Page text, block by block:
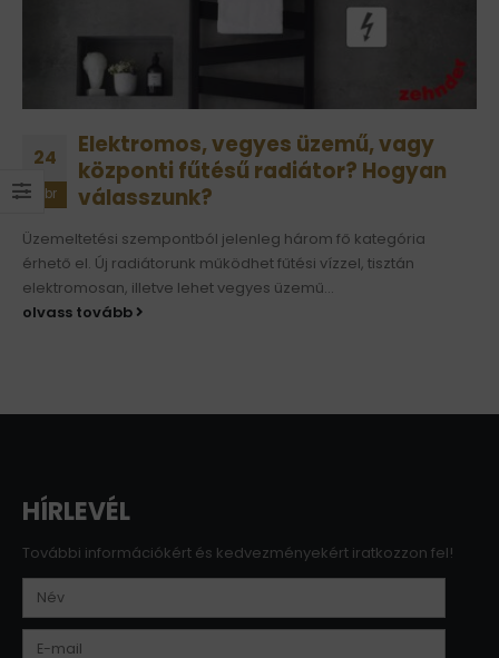
24
febr
Elektromos, vegyes üzemű, vagy
központi fűtésű radiátor? Hogyan
válasszunk?
Üzemeltetési szempontból jelenleg három fő kategória
érhető el. Új radiátorunk működhet fűtési vízzel, tisztán
elektromosan, illetve lehet vegyes üzemű...
olvass tovább
HÍRLEVÉL
További információkért és kedvezményekért iratkozzon fel!